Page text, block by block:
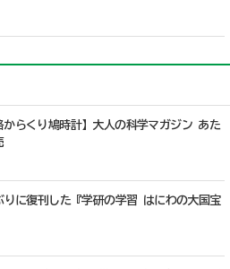
からくり鳩時計】大人の科学マガジン あた
りに復刊した『学研の学習 はにわの大国宝